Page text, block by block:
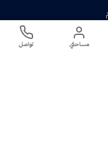
مساحتي تواصل